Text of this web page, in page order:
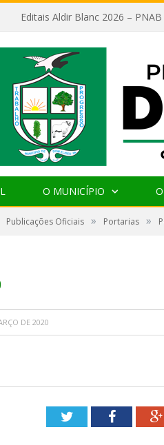
Editais Aldir Blanc 2026 – PNAB
O MUNICÍPIO
Publicações Oficiais » Portarias »
DE 2020
TwitterFacebook